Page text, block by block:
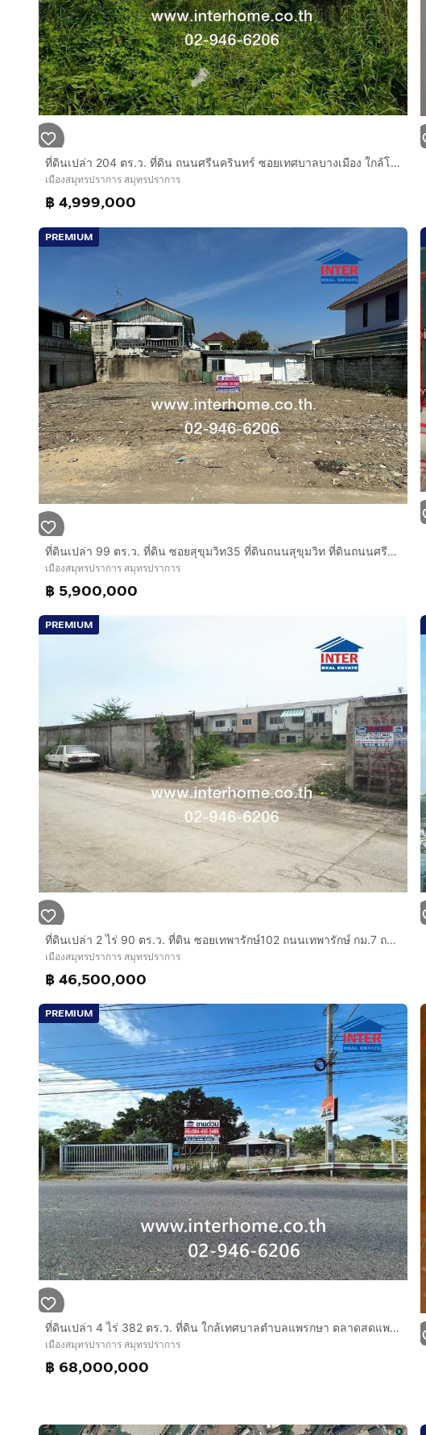
ที่ดินเปล่า 204 ตร.ว. ที่ดิน ถนนศรีนครินทร์ ซอยเทศบาลบางเมือง ใกล้โรงพยาบาลเปาโล ถนนศรีนครินทร์ ถนนเทพารักษ์ เมืองสมุทรปราการ สมุทรปราการ
เมืองสมุทรปราการ สมุทรปราการ
฿ 4,999,000
PREMIUM
ที่ดินเปล่า 99 ตร.ว. ที่ดิน ซอยสุขุมวิท35 ที่ดินถนนสุขุมวิท ที่ดินถนนศรีนครินทร์ เมืองสมุทรปราการ สมุทรปราการ
เมืองสมุทรปราการ สมุทรปราการ
฿ 5,900,000
PREMIUM
ที่ดินเปล่า 2 ไร่ 90 ตร.ว. ที่ดิน ซอยเทพารักษ์102 ถนนเทพารักษ์ กม.7 ถนนเทพารักษ์ ถนนบางนา-ตราด เมืองสมุทรปราการ สมุทรปราการ
เมืองสมุทรปราการ สมุทรปราการ
฿ 46,500,000
PREMIUM
ที่ดินเปล่า 4 ไร่ 382 ตร.ว. ที่ดิน ใกล้เทศบาลตำบลแพรกษา ตลาดสดแพรกษา ถนน อบจ. สมุทรปราการ3074 (ถนนคลองตะเคียน-คลองลำบางผี) เมืองสมุทรปราการ
เมืองสมุทรปราการ สมุทรปราการ
฿ 68,000,000